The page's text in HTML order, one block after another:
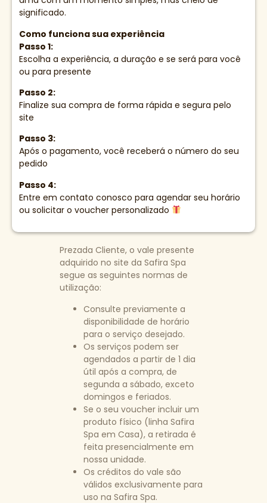
significado.
Como funciona sua experiência
Passo 1:
Escolha a experiência, a duração e se será para você
ou para presente
Passo 2:
Finalize sua compra de forma rápida e segura pelo
site
Passo 3:
Após o pagamento, você receberá o número do seu
pedido
Passo 4:
Entre em contato conosco para agendar seu horário
ou solicitar o voucher personalizado
Prezada Cliente, o vale presente
adquirido no site da Safira Spa
segue as seguintes normas de
utilização:
Consulte previamente a
disponibilidade de horário
para o serviço desejado.
Os serviços podem ser
agendados a partir de 1 dia
útil após a compra, de
segunda a sábado, exceto
domingos e feriados.
Se o seu voucher incluir um
produto físico (linha Safira
Spa em Casa), a retirada é
feita presencialmente em
nossa unidade.
Os créditos do vale são
válidos exclusivamente para
uso na Safira Spa.